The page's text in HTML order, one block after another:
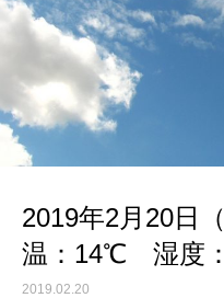
2019年2月20日
温：14℃ 湿度
2019.02.20